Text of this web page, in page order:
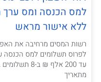
למס הכנסה ומס ערך
ללא אישור מראש
רשות המסים מרחיבה את
לפרוס תשלומים למס הכנסה
עד 200 אלף
מתאריך